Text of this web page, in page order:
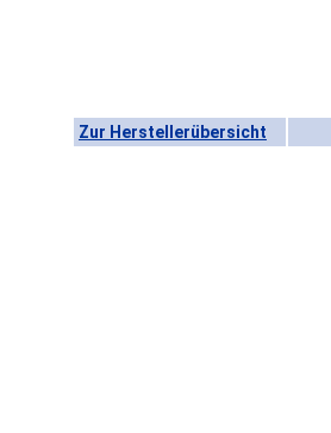
Zur Herstellerübersicht